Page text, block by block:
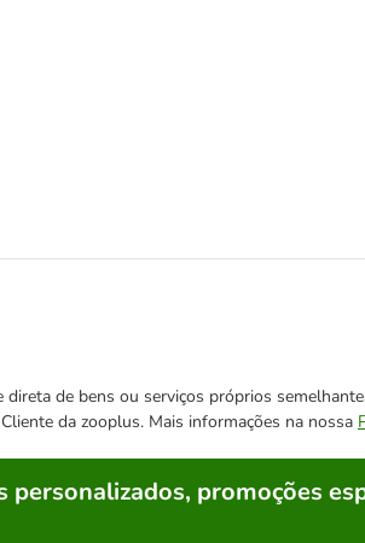
de bens ou serviços próprios
da zooplus. Mais informações na nossa
personalizados, promoções